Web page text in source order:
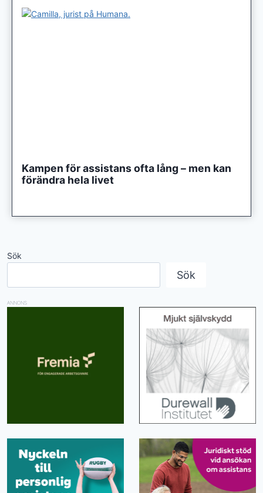
Kampen för assistans ofta lång – men kan
förändra hela livet
Sök
Sök
ANNONS